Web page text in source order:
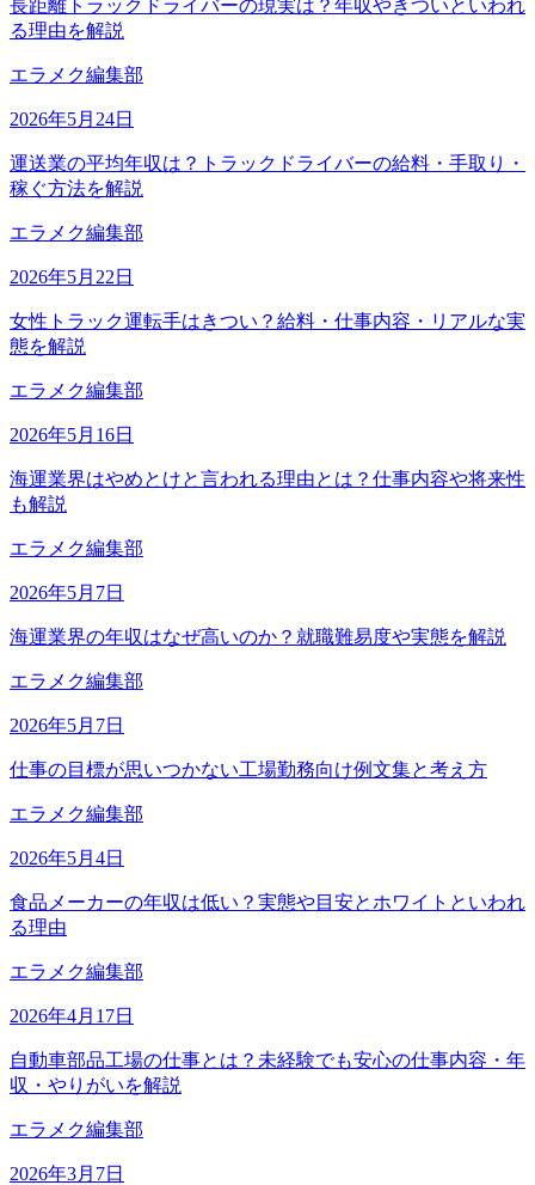
長距離トラックドライバーの現実は？年収やきついといわれ
る理由を解説
エラメク編集部
2026年5月24日
運送業の平均年収は？トラックドライバーの給料・手取り・
稼ぐ方法を解説
エラメク編集部
2026年5月22日
女性トラック運転手はきつい？給料・仕事内容・リアルな実
態を解説
エラメク編集部
2026年5月16日
海運業界はやめとけと言われる理由とは？仕事内容や将来性
も解説
エラメク編集部
2026年5月7日
海運業界の年収はなぜ高いのか？就職難易度や実態を解説
エラメク編集部
2026年5月7日
仕事の目標が思いつかない工場勤務向け例文集と考え方
エラメク編集部
2026年5月4日
食品メーカーの年収は低い？実態や目安とホワイトといわれ
る理由
エラメク編集部
2026年4月17日
自動車部品工場の仕事とは？未経験でも安心の仕事内容・年
収・やりがいを解説
エラメク編集部
2026年3月7日